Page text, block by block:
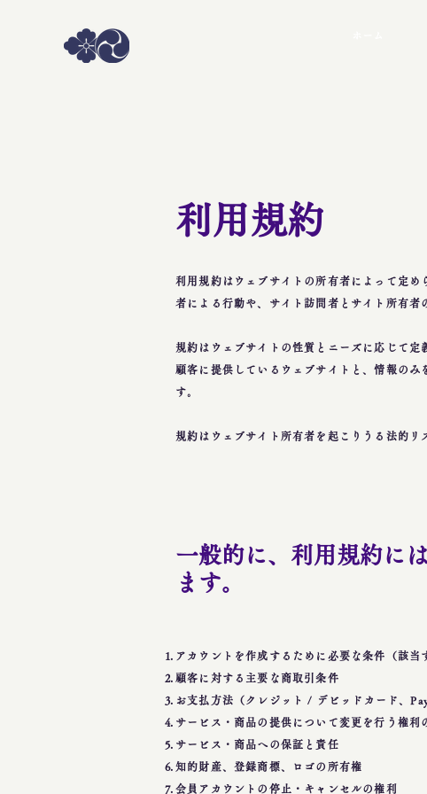
利用規約
利用規約はウェブサイトの所有者によって定
者による行動や、サイト訪問者とサイト所有者
規約はウェブサイトの性質とニーズに応じて
顧客に提供しているウェブサイトと、情報の
す。
規約はウェブサイト所有者を起こりうる法的リ
一般的に、利用規約に
ます。
アカウントを作成するために必要な条件（該当
顧客に対する主要な商取引条件
お支払方法（クレジット / デビッドカード、
サービス・商品の提供について変更を行う権利
サービス・商品への保証と責任
知的財産、登録商標、ロゴの所有権
会員アカウントの停止・キャンセルの権利